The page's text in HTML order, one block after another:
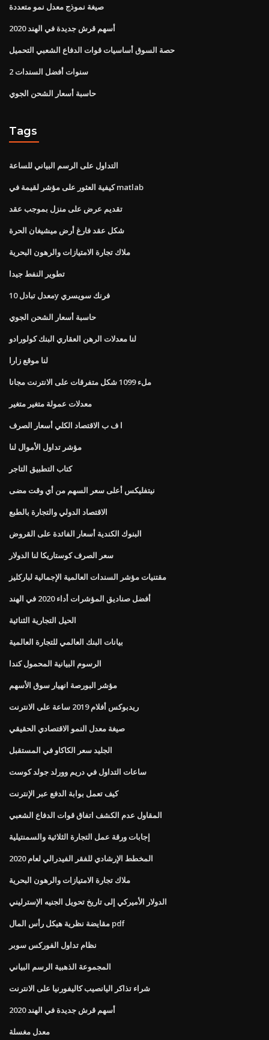
صيغة نموذج معدل نمو متعددة
أسهم قرش جديدة في الهند 2020
حصة السوق أساسيات قوات الدفاع الشعبي التحميل
2 سنوات أفضل السندات
حاسبة أسعار الشحن الجوي
Tags
التداول على الرسم البياني للساعة
كيفية العثور على مؤشر لقيمة في matlab
تقديم عرض على منزل بموجب عقد
شكل عقد فارغ أرض ميشيغان الحرة
ملاك تجارة الامتيازات والرهون البحرية
تطوير النفط جيدا
معدل تبادل 10y فرنك سويسري
حاسبة أسعار الشحن الجوي
لنا معدلات الرهن العقاري البنك كولورادو
لنا موقع زارا
ملء 1099 شكل متفرقات على الانترنت مجانا
معدلات عمولة متغير متغير
ا ف ب الاقتصاد الكلي أسعار الصرف
مؤشر تداول الأموال لنا
كتاب التطبيق التاجر
نيتفليكس أعلى سعر السهم من أي وقت مضى
الاقتصاد الدولي والتجارة بالطبع
البنوك الكندية أسعار الفائدة على القروض
سعر الصرف كوستاريكا لنا الدولار
مقتنيات مؤشر السندات العالمية الإجمالية لباركليز
أفضل صناديق المؤشرات أداء 2020 في الهند
الحيل التجارية الثنائية
بيانات البنك العالمي للتجارة العالمية
الرسوم البيانية المحمول كندا
مؤشر البورصة انهيار سوق الأسهم
ريدبوكس أفلام 2019 ساعة على الانترنت
صيغة معدل النمو الاقتصادي الحقيقي
الجليد سعر الكاكاو في المستقبل
ساعات التداول في دريم وورلد جولد كوست
كيف تعمل بوابة الدفع عبر الإنترنت
المقاول عدم الكشف اتفاق قوات الدفاع الشعبي
إجابات ورقة عمل التجارة الثلاثية والسمنتيلية
المخطط الإرشادي للفقر الفيدرالي لعام 2020
ملاك تجارة الامتيازات والرهون البحرية
الدولار الأميركي إلى تاريخ تحويل الجنيه الإسترليني
مقايضة نظرية هيكل رأس المال pdf
نظام تداول الفوركس سوبر
المجموعة الذهبية الرسم البياني
شراء تذاكر اليانصيب كاليفورنيا على الانترنت
أسهم قرش جديدة في الهند 2020
معدل مغسلة